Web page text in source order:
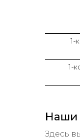
1-
1-
Наши
Здесь